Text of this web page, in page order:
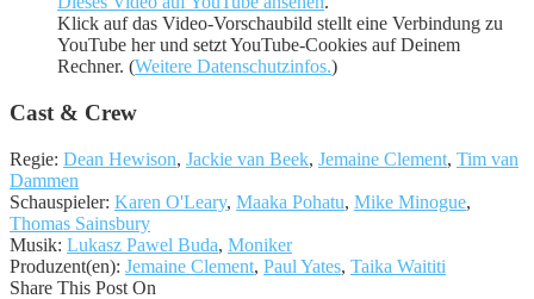
Klick auf das Video-Vorschaubild stellt eine Verbindung zu
YouTube her und setzt YouTube-Cookies auf Deinem
Rechner. (Weitere Datenschutzinfos.)
Cast & Crew
Regie: Dean Hewison, Jackie van Beek, Jemaine Clement, Tim van
Dammen
Schauspieler: Karen O'Leary, Maaka Pohatu, Mike Minogue,
Thomas Sainsbury
Musik: Lukasz Pawel Buda, Moniker
Produzent(en): Jemaine Clement, Paul Yates, Taika Waititi
Share This Post On